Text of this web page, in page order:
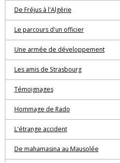
De Fréjus à l'Algérie
Le parcours d'un officier
Une armée de développement
Les amis de Strasbourg
Témoignages
Hommage de Rado
L'étrange accident
De mahamasina au Mausolée